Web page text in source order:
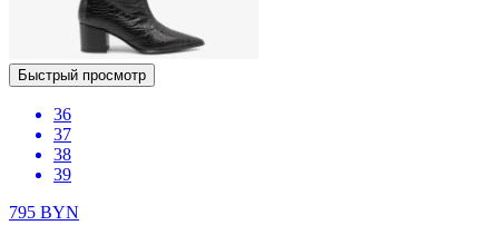
Быстрый просмотр
36
37
38
39
795 BYN